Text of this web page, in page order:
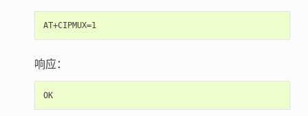
AT+CIPMUX=1
响应：
OK